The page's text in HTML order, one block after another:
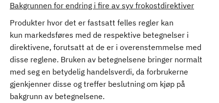
Bakgrunnen for endring i fire av syv frokostdirektiver
Produkter hvor det er fastsatt felles regler kan
kun markedsføres med de respektive betegnelser i
direktivene, forutsatt at de er i overenstemmelse med
disse reglene. Bruken av betegnelsene bringer normalt
med seg en betydelig handelsverdi, da forbrukerne
gjenkjenner disse og treffer beslutning om kjøp på
bakgrunn av betegnelsene.